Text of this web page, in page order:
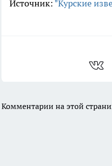
Источник: "Курские
Комментарии на этой